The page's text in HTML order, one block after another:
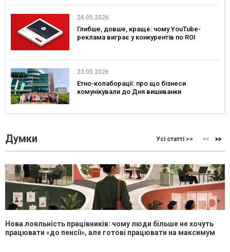
24.05.2026
Глибше, довше, краще: чому YouTube-
реклама виграє у конкурентів по ROI
23.05.2026
Етно-колаборації: про що бізнеси
комунікували до Дня вишиванки
Думки Усі статті >>
Нова лояльність працівників: чому люди більше не хочуть
працювати «до пенсії», але готові працювати на максимум